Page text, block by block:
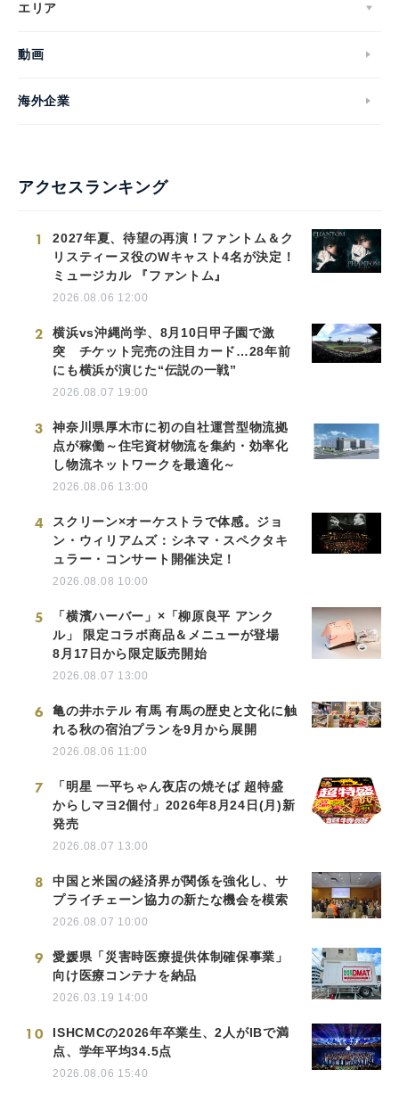
エリア
動画
海外企業
アクセスランキング
1
2027年夏、待望の再演！ファントム＆ク
リスティーヌ役のWキャスト4名が決定！
ミュージカル 『ファントム』
2026.08.06 12:00
2
横浜vs沖縄尚学、8月10日甲子園で激
突 チケット完売の注目カード…28年前
にも横浜が演じた“伝説の一戦”
2026.08.07 19:00
3
神奈川県厚木市に初の自社運営型物流拠
点が稼働～住宅資材物流を集約・効率化
し物流ネットワークを最適化～
2026.08.06 13:00
4
スクリーン×オーケストラで体感。ジョ
ン・ウィリアムズ：シネマ・スペクタキ
ュラー・コンサート開催決定！
2026.08.08 10:00
5
「横濱ハーバー」×「柳原良平 アンク
ル」 限定コラボ商品＆メニューが登場
8月17日から限定販売開始
2026.08.07 13:00
6
亀の井ホテル 有馬 有馬の歴史と文化に触
れる秋の宿泊プランを9月から展開
2026.08.06 11:00
7
「明星 一平ちゃん夜店の焼そば 超特盛
からしマヨ2個付」2026年8月24日(月)新
発売
2026.08.07 13:00
8
中国と米国の経済界が関係を強化し、サ
プライチェーン協力の新たな機会を模索
2026.08.07 10:00
9
愛媛県「災害時医療提供体制確保事業」
向け医療コンテナを納品
2026.03.19 14:00
10
ISHCMCの2026年卒業生、2人がIBで満
点、学年平均34.5点
2026.08.06 15:40